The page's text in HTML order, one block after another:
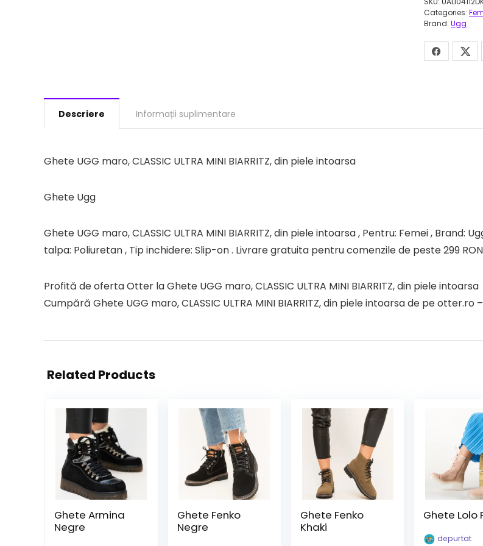
Categories:
Brand: Ugg
Descriere Informații suplimentare
Ghete UGG maro, CLASSIC ULTRA MINI BIARRITZ, din piele intoarsa
Ghete Ugg
Ghete UGG maro, CLASSIC ULTRA MINI BIARRITZ, din piele intoarsa , Pentru: Femei ,
talpa: Poliuretan , Tip inchidere: Slip-on . Livrare gratuita pentru comenzile de peste 299
Profită de oferta Otter la Ghete UGG maro, CLASSIC ULTRA MINI BIARRITZ, din piele intoarsa
Cumpără Ghete UGG maro, CLASSIC ULTRA MINI BIARRITZ, din piele intoarsa de pe
Related Products
Ghete Armina
Negre
Ghete Fenko
Negre
Ghete Fenko
Khaki
Ghete Lolo
depurtat